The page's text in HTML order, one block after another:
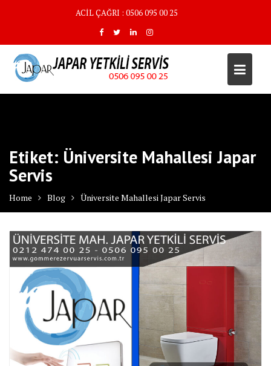
ACİL ÇAĞRI : 0506 095 00 25
Etiket: Üniversite Mahallesi Japar
Servis
Home Blog Üniversite Mahallesi Japar Servis